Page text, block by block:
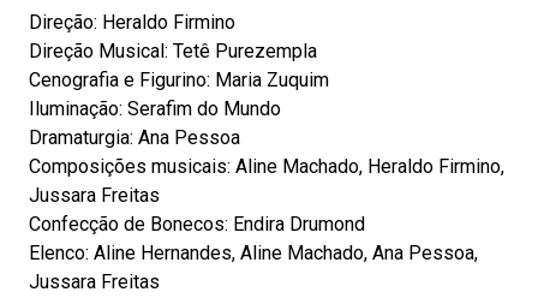
Direção: Heraldo Firmino
Direção Musical: Tetê Purezempla
Cenografia e Figurino: Maria Zuquim
Iluminação: Serafim do Mundo
Dramaturgia: Ana Pessoa
Composições musicais: Aline Machado, Heraldo Firmino,
Jussara Freitas
Confecção de Bonecos: Endira Drumond
Elenco: Aline Hernandes, Aline Machado, Ana Pessoa,
Jussara Freitas